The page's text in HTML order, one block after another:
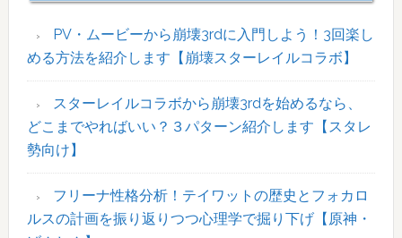
ド
バ
PV・ムービーから崩壊3rdに入門しよう！3回楽し
める方法を紹介します【崩壊スターレイルコラボ】
スターレイルコラボから崩壊3rdを始めるなら、
どこまでやればいい？３パターン紹介します【スタレ
勢向け】
フリーナ性格分析！テイワットの歴史とフォカロ
ルスの計画を振り返りつつ心理学で掘り下げ【原神・